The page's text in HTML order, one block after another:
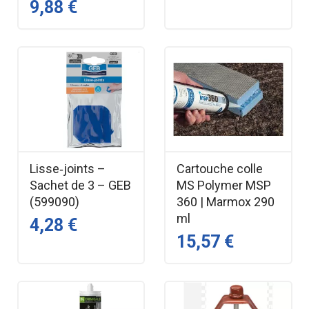
9,88 €
Lisse‑joints –
Sachet de 3 – GEB
(599090)
4,28 €
Cartouche colle
MS Polymer MSP
360 | Marmox 290
ml
15,57 €